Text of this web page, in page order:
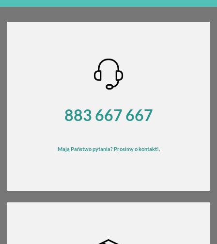
883 667 667
Mają Państwo pytania? Prosimy o kontakt!.